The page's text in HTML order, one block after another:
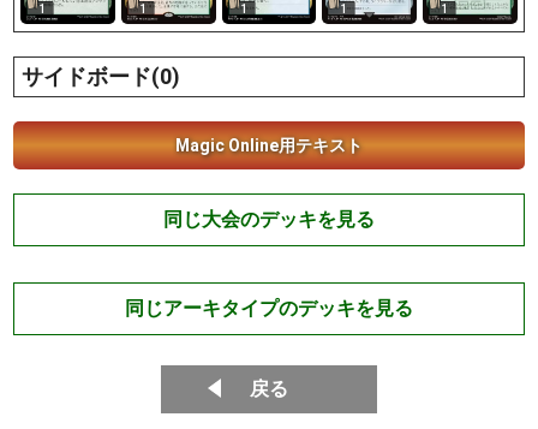
1 1 1 1 1
サイドボード(0)
Magic Online用テキスト
同じ大会のデッキを見る
同じアーキタイプのデッキを見る
戻る